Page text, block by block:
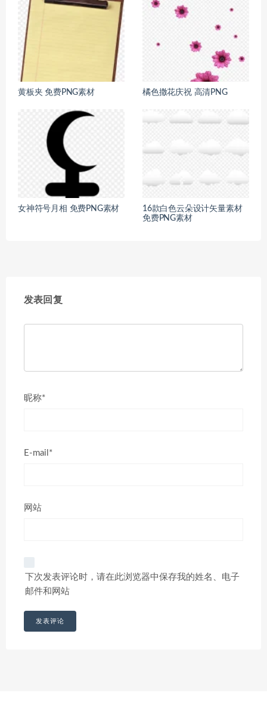
黄板夹 免费PNG素材 橘色撒花庆祝 高清PNG
女神符号月相 免费PNG素材
16款白色云朵设计矢量素材
免费PNG素材
发表回复
昵称*
E-mail*
网站
下次发表评论时，请在此浏览器中保存我的姓名、电子
邮件和网站